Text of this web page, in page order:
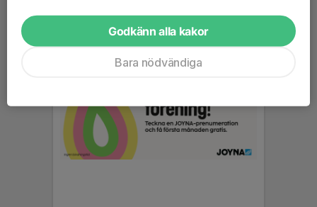
Godkänn alla kakor
Bara nödvändiga